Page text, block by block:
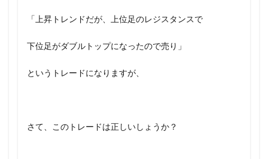
「上昇トレンドだが、上位足のレジスタンスで
下位足がダブルトップになったので売り」
というトレードになりますが、
さて、このトレードは正しいしょうか？